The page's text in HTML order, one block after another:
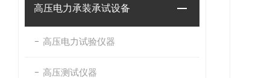
高压电力承装承试设备
高压电力试验仪器
高压测试仪器